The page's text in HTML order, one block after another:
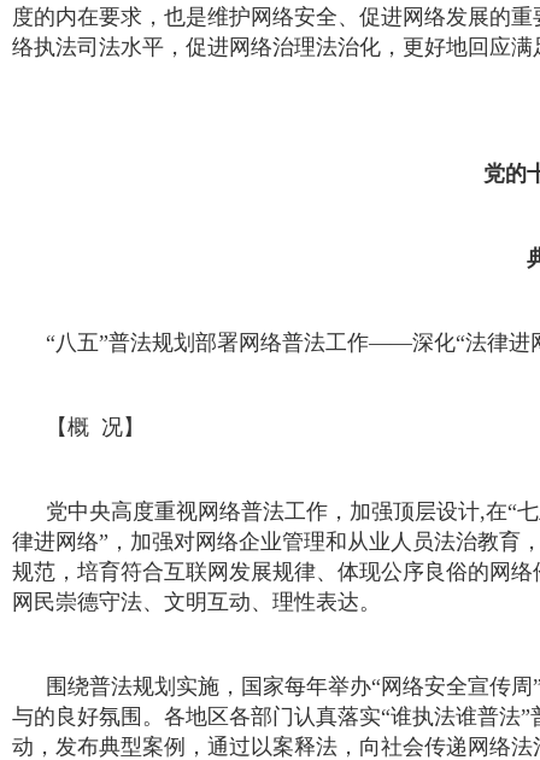
度的内在要求，也是维护网络安全、促进网络发展的
络执法司法水平，促进网络治理法治化，更好地回应
党的
“八五”普法规划部署网络普法工作——深化“法律进
【概 况】
党中央高度重视网络普法工作，加强顶层设计,在“
律进网络”，加强对网络企业管理和从业人员法治教育
规范，培育符合互联网发展规律、体现公序良俗的网
网民崇德守法、文明互动、理性表达。
围绕普法规划实施，国家每年举办“网络安全宣传
与的良好氛围。各地区各部门认真落实“谁执法谁普法
动，发布典型案例，通过以案释法，向社会传递网络